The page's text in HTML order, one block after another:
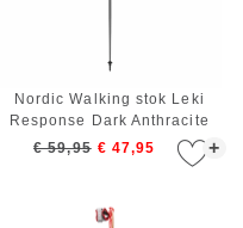
+
Nordic Walking stok Leki
Response Dark Anthracite
Black White 120 cm
€ 59,95 € 47,95